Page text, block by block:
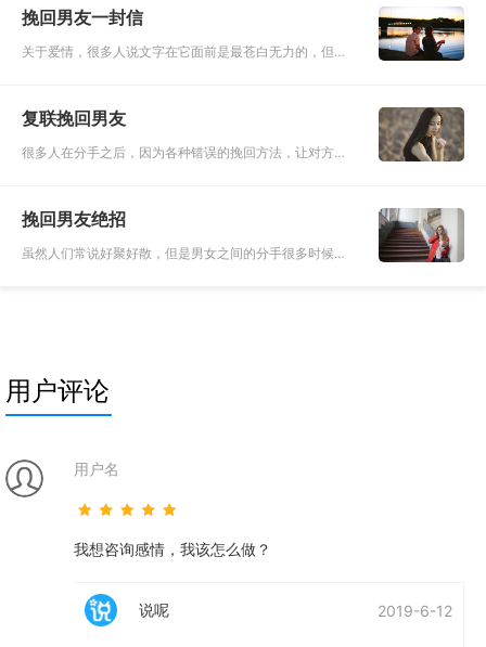
是他们却不懂得怎么
挽回男友一封信
关于爱情，很多人说文字在它面前是最苍白无力的，但是
落泪，它没有生命，
复联挽回男友
很多人在分手之后，因为各种错误的挽回方法，让对方感
只会再次引起对方的
挽回男友绝招
虽然人们常说好聚好散，但是男女之间的分手很多时候只
用户评论
用户名
我想咨询感情，我该怎么做？
说呢 2019-6-12